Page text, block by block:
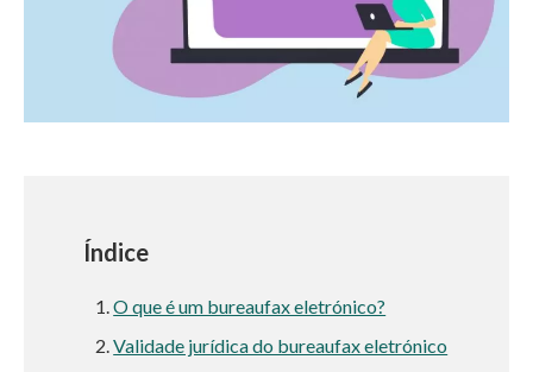
Índice
O que é um bureaufax eletrónico?
Validade jurídica do bureaufax eletrónico